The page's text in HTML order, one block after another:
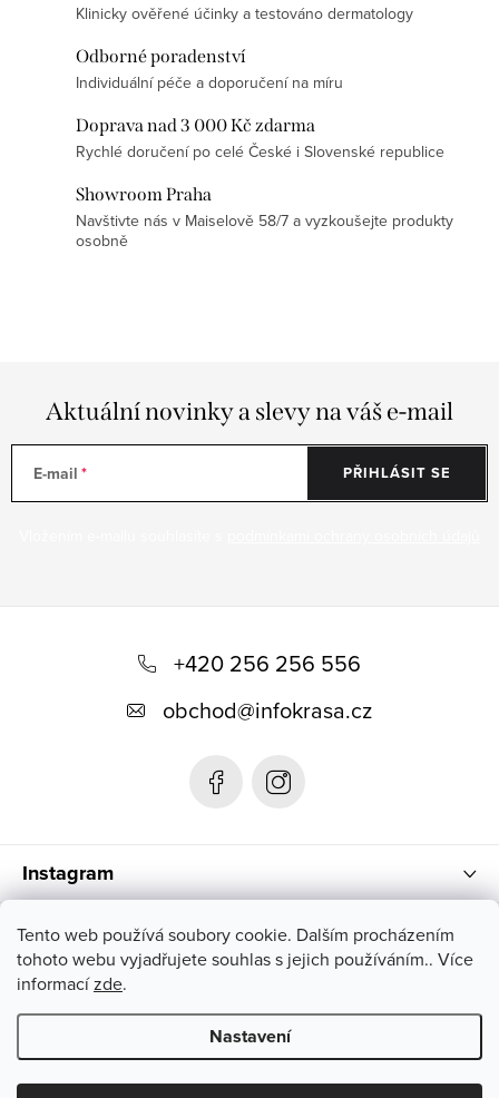
Tento web používá soubory cookie. Dalším procházením
tohoto webu vyjadřujete souhlas s jejich používáním.. Více
informacízde.
Nastavení
Klinicky ověřené účinky a testováno dermatology
Odborné poradenství
Individuální péče a doporučení na míru
Doprava nad 3 000 Kč zdarma
Rychlé doručení po celé České i Slovenské republice
Showroom Praha
Navštivte nás v Maiselově 58/7 a vyzkoušejte produkty
osobně
Aktuální novinky a slevy na váš e-mail
E-mail PŘIHLÁSIT SE
Instagram
+420 256 256 556
obchod@infokrasa.cz
Informace pro vás
Copyright 2026INFOKRÁSA. Všechna práva vyhrazena.